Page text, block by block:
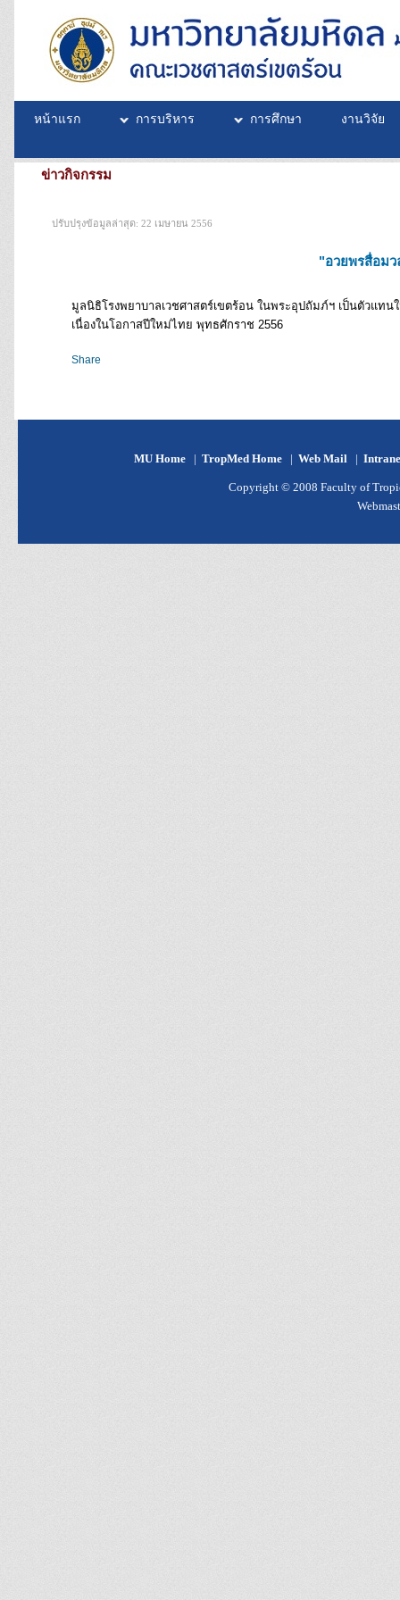
หน้าแรก การบริหาร การศึกษา งานวิจัย
ข่าวกิจกรรม
ปรับปรุงข้อมูลล่าสุด: 22 เมษายน 2556
"อวยพรสื่อมว
มูลนิธิโรงพยาบาลเวชศาสตร์เขตร้อน ในพระอุปถัมภ์ฯ เป็นตัวแ
เนื่องในโอกาสปีใหม่ไทย พุทธศักราช 2556
Share
MU Home | TropMed Home | Web Mail |
Copyright © 2008 Faculty of